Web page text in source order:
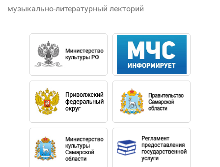
музыкально-литературный лекторий